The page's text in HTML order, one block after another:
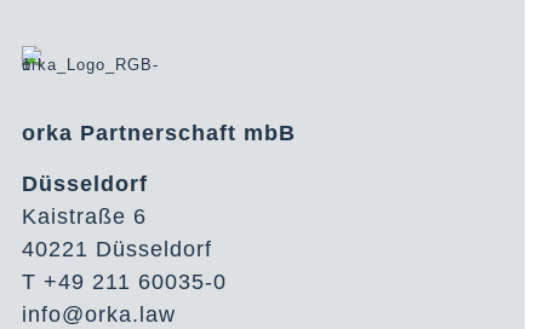
orka Partnerschaft mbB
Düsseldorf
Kaistraße 6
40221 Düsseldorf
T +49 211 60035-0
info@orka.law